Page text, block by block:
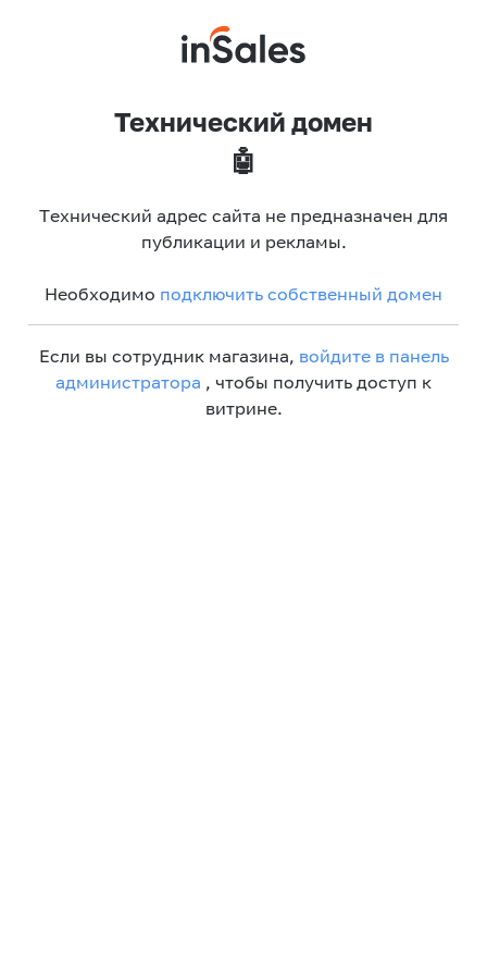
Технический домен
🤖
Технический адрес сайта не предназначен для
публикации и рекламы.
Необходимо подключить собственный домен
Если вы сотрудник магазина, войдите в панель
администратора , чтобы получить доступ к
витрине.